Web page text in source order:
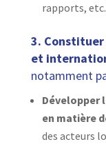
rapports,
3. Constituer
et
notamment
Développer
en matière
des acteurs